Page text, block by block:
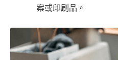
案或印刷品。